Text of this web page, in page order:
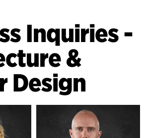
Inquiries -
&
Design